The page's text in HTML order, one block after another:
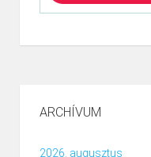
ARCHÍVUM
2026. augusztus